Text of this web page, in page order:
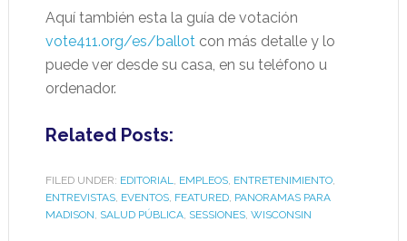
Aquí también esta la guía de votación
vote411.org/es/ballot con más detalle y lo
puede ver desde su casa, en su teléfono u
ordenador.
Related Posts:
FILED UNDER: EDITORIAL EMPLEOS, ENTRETENIMIENTO,
ENTREVISTAS, EVENTOS, FEATURED, PANORAMAS PARA
MADISON SALUD PÚBLICA, SESSIONES, WISCONSIN